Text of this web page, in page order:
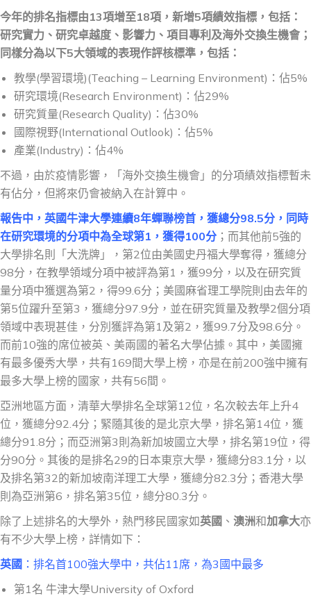
今年的排名指標由13項增至18項，新增5項績效指標，包括：
研究實力、研究卓越度、影響力、項目專利及海外交換生機會；
同樣分為以下5大領域的表現作評核標準，包括：
教學(學習環境)(Teaching – Learning Environment)：佔5%
研究環境(Research Environment)：佔29%
研究質量(Research Quality)：佔30%
國際視野(International Outlook)：佔5%
產業(Industry)：佔4%
不過，由於疫情影響，「海外交換生機會」的分項績效指標暫未
有佔分，但將來仍會被納入在計算中。
報告中，英國牛津大學連續8年蟬聯榜首，獲總分98.5分，同時
在研究環境的分項中為全球第1，獲得100分 ；而其他前5強的
大學排名則「大洗牌」，第2位由美國史丹福大學奪得，獲總分
98分，在教學領域分項中被評為第1，獲99分，以及在研究質
量分項中獲選為第2，得99.6分；美國麻省理工學院則由去年的
第5位躍升至第3，獲總分97.9分，並在研究質量及教學2個分項
領域中表現甚佳，分別獲評為第1及第2，獲99.7分及98.6分。
而前10強的席位被英、美兩國的著名大學佔據。其中，美國擁
有最多優秀大學，共有169間大學上榜，亦是在前200強中擁有
最多大學上榜的國家，共有56間。
亞洲地區方面，清華大學排名全球第12位，名次較去年上升4
位，獲總分92.4分；緊隨其後的是北京大學，排名第14位，獲
總分91.8分；而亞洲第3則為新加坡國立大學，排名第19位，得
分90分。其後的是排名29的日本東京大學，獲總分83.1分，以
及排名第32的新加坡南洋理工大學，獲總分82.3分；香港大學
則為亞洲第6，排名第35位，總分80.3分。
除了上述排名的大學外，熱門移民國家如英國 、 澳洲和加拿大亦
有不少大學上榜，詳情如下：
英國 ：排名首100強大學中，共佔11席，為3國中最多
第1名 牛津大學University of Oxford